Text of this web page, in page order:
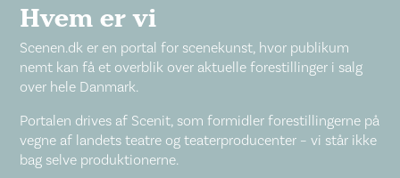
Hvem er vi
Scenen.dk er en portal for scenekunst, hvor publikum
nemt kan få et overblik over aktuelle forestillinger i salg
over hele Danmark.
Portalen drives af Scenit, som formidler forestillingerne på
vegne af landets teatre og teaterproducenter – vi står ikke
bag selve produktionerne.